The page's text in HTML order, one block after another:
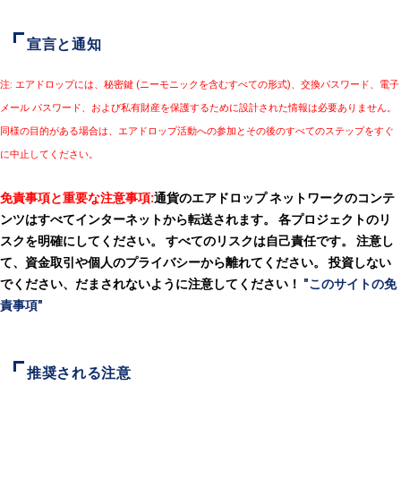
宣言と通知
注: エアドロップには、秘密鍵 (ニーモニックを含むすべての形式)、交換パスワード、電子
メール パスワード、および私有財産を保護するために設計された情報は必要ありません。
同様の目的がある場合は、エアドロップ活動への参加とその後のすべてのステップをすぐ
に中止してください。
免責事項と重要な注意事項:通貨のエアドロップ ネットワークのコンテ
ンツはすべてインターネットから転送されます。 各プロジェクトのリ
スクを明確にしてください。 すべてのリスクは自己責任です。 注意し
て、資金取引や個人のプライバシーから離れてください。 投資しない
でください、だまされないように注意してください！ "このサイトの免
責事項"
推奨される注意